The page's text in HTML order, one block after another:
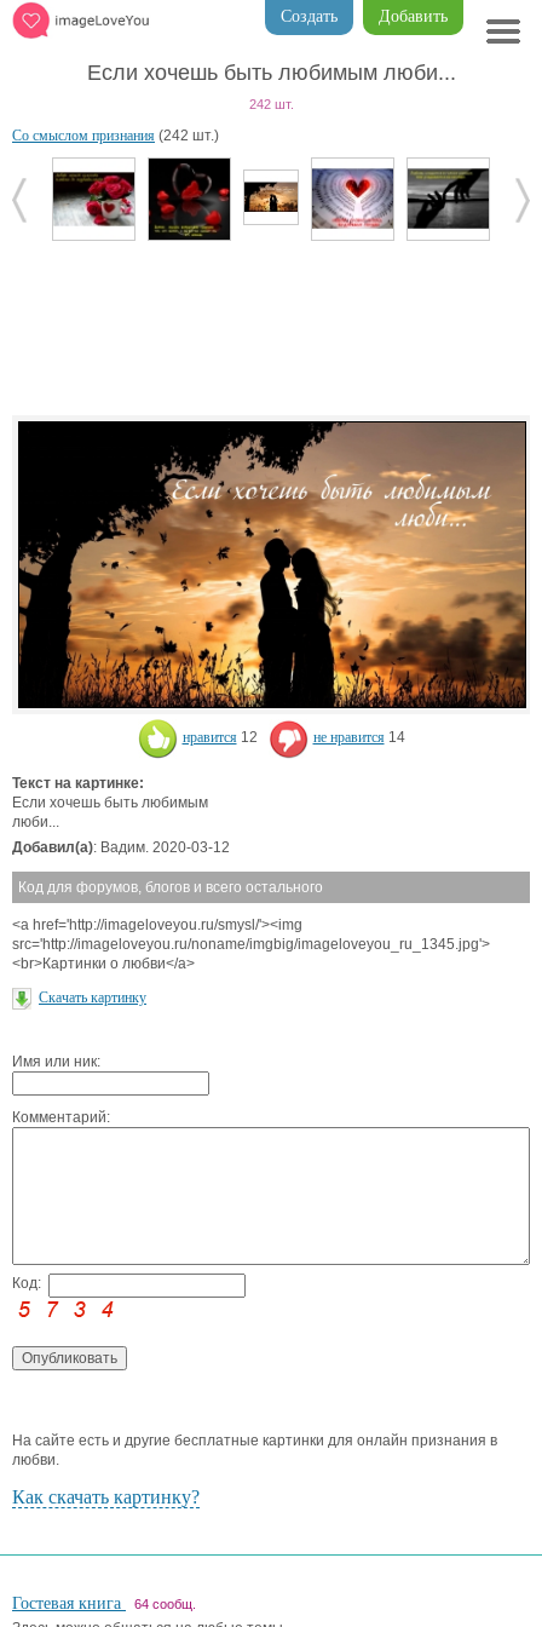
Добавить
Создать
Если хочешь быть любимым люби...
242 шт.
Со смыслом признания (242 шт.)
нравится 12 не нравится 14
Текст на картинке:
Если хочешь быть любимым
люби...
Добавил(а): Вадим. 2020-03-12
Код для форумов, блогов и всего остального
<a href='http://imageloveyou.ru/smysl/'><img
src='http://imageloveyou.ru/noname/imgbig/imageloveyou_ru_1345.jpg'>
<br>Картинки о любви</a>
Скачать картинку
Имя или ник:
Комментарий:
Код:
На сайте есть и другие бесплатные картинки для онлайн признания в
любви.
Как скачать картинку?
Гостевая книга 64 сообщ.